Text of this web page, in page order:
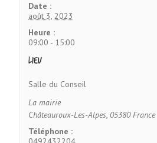
Date :
août 3, 2023
Heure :
09:00 - 15:00
Lieu
Salle du Conseil
La mairie
Châteauroux-Les-Alpes, 05380 France
Téléphone :